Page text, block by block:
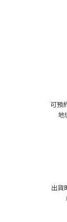
可預
地
出貨